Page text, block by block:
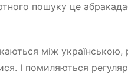
пошуку це
між українською,
І помиляються